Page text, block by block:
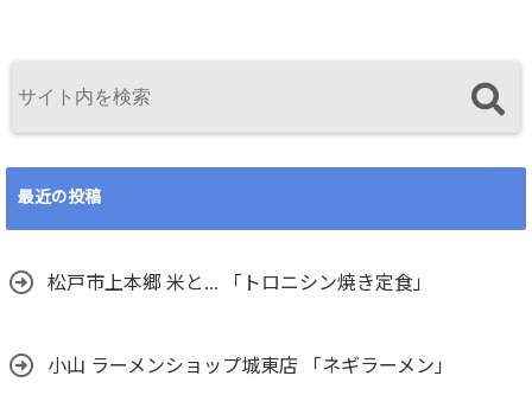
最近の投稿
松戸市上本郷 米と… 「トロニシン焼き定食」
小山 ラーメンショップ城東店 「ネギラーメン」